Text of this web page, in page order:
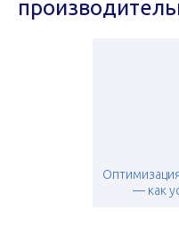
— как